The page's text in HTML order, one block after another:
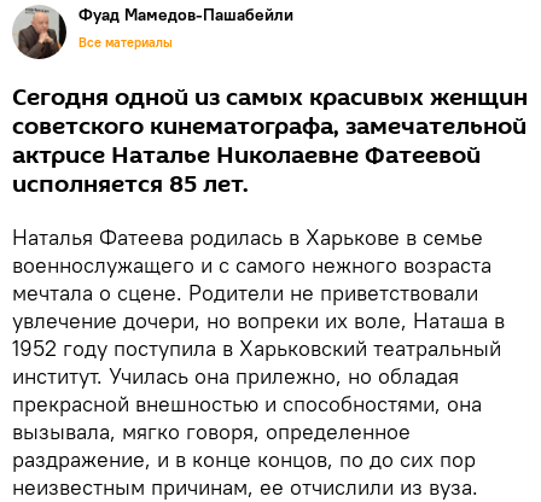
Фуад Мамедов-Пашабейли
Все материалы
Сегодня одной из самых красивых женщин
советского кинематографа, замечательной
актрисе Наталье Николаевне Фатеевой
исполняется 85 лет.
Наталья Фатеева родилась в Харькове в семье
военнослужащего и с самого нежного возраста
мечтала о сцене. Родители не приветствовали
увлечение дочери, но вопреки их воле, Наташа в
1952 году поступила в Харьковский театральный
институт. Училась она прилежно, но обладая
прекрасной внешностью и способностями, она
вызывала, мягко говоря, определенное
раздражение, и в конце концов, по до сих пор
неизвестным причинам, ее отчислили из вуза.